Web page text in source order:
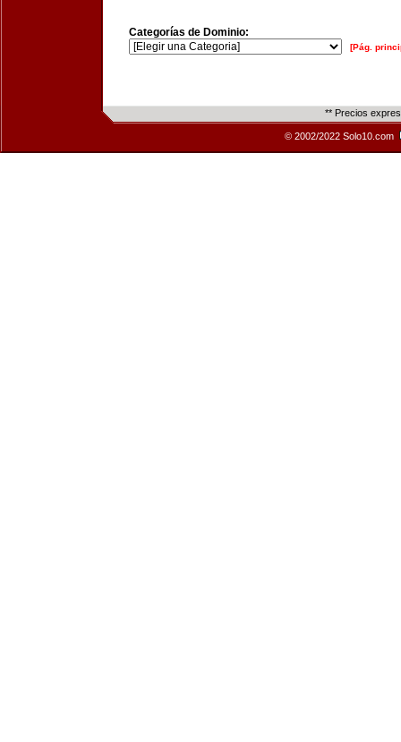
Categorías de Dominio:
[Pág.
** Precios
© 2002/2022 Solo10.com